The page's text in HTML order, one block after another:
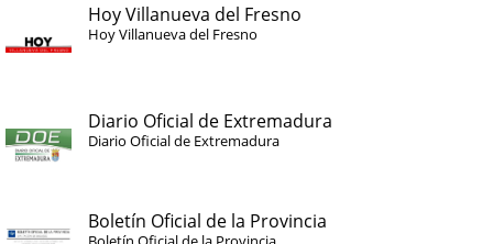
Hoy Villanueva del Fresno
Hoy Villanueva del Fresno
Diario Oficial de Extremadura
Diario Oficial de Extremadura
Boletín Oficial de la Provincia